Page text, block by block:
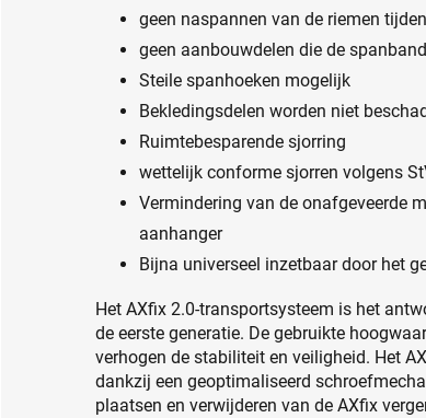
geen naspannen van de riemen
geen aanbouwdelen die de
Steile spanhoeken mogelijk
Bekledingsdelen worden niet
Ruimtebesparende sjorring
wettelijk conforme sjorren volgens
Vermindering van de onafgeveerde
aanhanger
Bijna universeel inzetbaar door het
Het AXfix 2.0-transportsysteem is het
de eerste generatie. De gebruikte
verhogen de stabiliteit en veiligheid. Het
dankzij een geoptimaliseerd
plaatsen en verwijderen van de AXfix